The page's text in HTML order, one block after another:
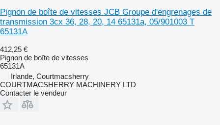
Pignon de boîte de vitesses JCB Groupe d'engrenages de
transmission 3cx 36, 28, 20, 14 65131a, 05/901003 T
65131A
412,25 €
Pignon de boîte de vitesses
65131A
Irlande, Courtmacsherry
COURTMACSHERRY MACHINERY LTD
Contacter le vendeur